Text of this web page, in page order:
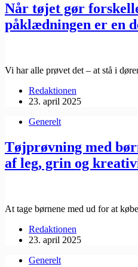
Når tøjet gør
påklædningen er en
Vi har alle prøvet det – at stå i
Redaktionen
23. april 2025
Generelt
Tøjprøvning med
af leg, grin og
At tage børnene med ud for at
Redaktionen
23. april 2025
Generelt